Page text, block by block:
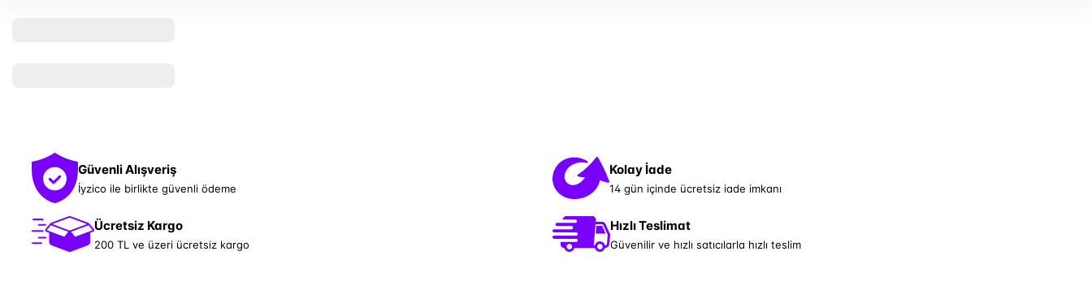
Güvenli Alışveriş
İyzico ile birlikte güvenli ödeme
Kolay İade
14 gün içinde ücretsiz iade imkanı
Ücretsiz Kargo
200 TL ve üzeri ücretsiz kargo
Hızlı Teslimat
Güvenilir ve hızlı satıcılarla hızlı teslim